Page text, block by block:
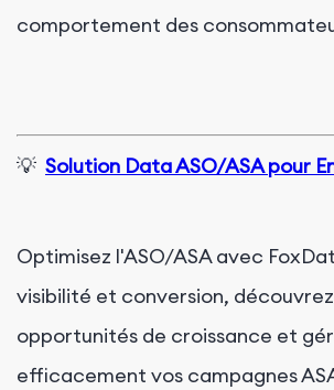
comportement des
💡 Solution Data ASO/ASA pour
Optimisez l'ASO/ASA avec
visibilité et conversion,
opportunités de croissance et
efficacement vos campagnes